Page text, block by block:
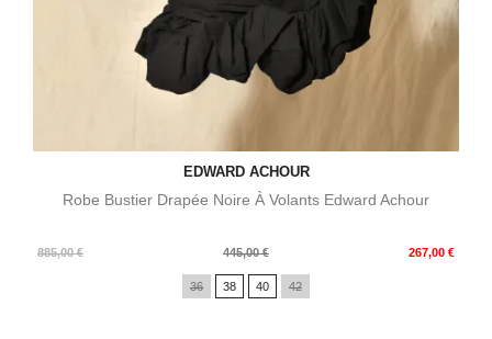
EDWARD ACHOUR
Robe Bustier Drapée Noire À Volants Edward Achour
885,00 €
Prix
445,00 € 267,00 €
Prix
36 38 40 42